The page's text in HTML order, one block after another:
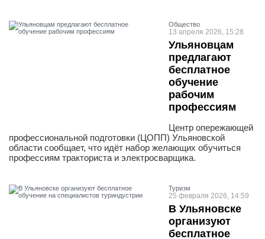
Общество
13 апреля 2026, 15:28
Ульяновцам
предлагают
бесплатное
обучение
рабочим
профессиям
Центр опережающей
профессиональной подготовки (ЦОПП) Ульяновской
области сообщает, что идёт набор желающих обучиться
профессиям тракториста и электросварщика.
Туризм
25 февраля 2026, 14:59
В Ульяновске
организуют
бесплатное